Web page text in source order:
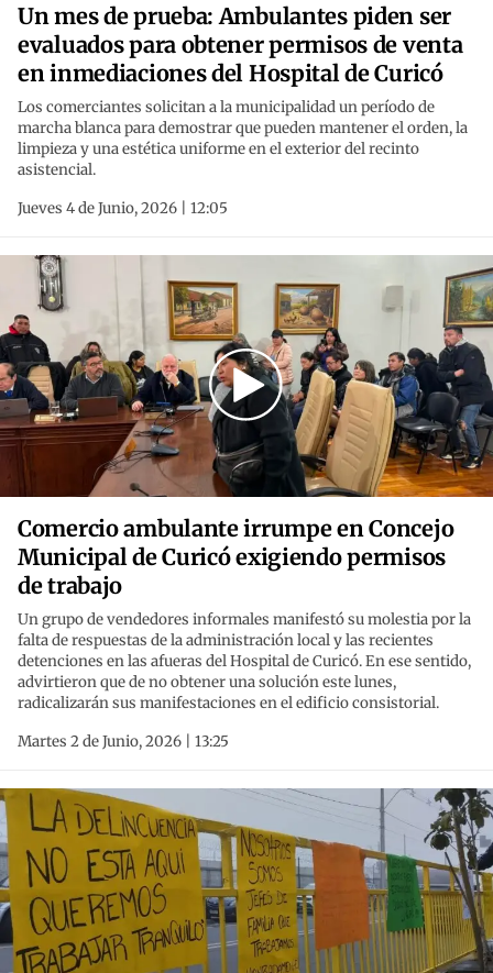
Un mes de prueba: Ambulantes piden ser
evaluados para obtener permisos de venta
en inmediaciones del Hospital de Curicó
Los comerciantes solicitan a la municipalidad un período de
marcha blanca para demostrar que pueden mantener el orden, la
limpieza y una estética uniforme en el exterior del recinto
asistencial.
Jueves 4 de Junio, 2026 | 12:05
Comercio ambulante irrumpe en Concejo
Municipal de Curicó exigiendo permisos
de trabajo
Un grupo de vendedores informales manifestó su molestia por la
falta de respuestas de la administración local y las recientes
detenciones en las afueras del Hospital de Curicó. En ese sentido,
advirtieron que de no obtener una solución este lunes,
radicalizarán sus manifestaciones en el edificio consistorial.
Martes 2 de Junio, 2026 | 13:25